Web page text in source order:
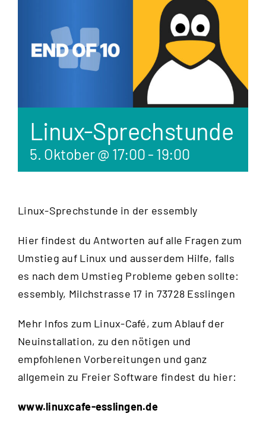
Linux-Sprechstunde
5. Oktober @ 17:00 - 19:00
Linux-Sprechstunde in der essembly
Hier findest du Antworten auf alle Fragen zum
Umstieg auf Linux und ausserdem Hilfe, falls
es nach dem Umstieg Probleme geben sollte:
essembly, Milchstrasse 17 in 73728 Esslingen
Mehr Infos zum Linux-Café, zum Ablauf der
Neuinstallation, zu den nötigen und
empfohlenen Vorbereitungen und ganz
allgemein zu Freier Software findest du hier:
www.linuxcafe-esslingen.de